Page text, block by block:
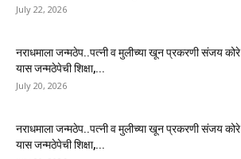
July 22, 2026
नराधमाला जन्मठेप..पत्नी व मुलीच्या खून प्रकरणी संजय कोरे
यास जन्मठेपेची शिक्षा,...
July 20, 2026
नराधमाला जन्मठेप..पत्नी व मुलीच्या खून प्रकरणी संजय कोरे
यास जन्मठेपेची शिक्षा,...